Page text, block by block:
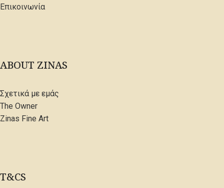
Επικοινωνία
ABOUT ZINAS
Σχετικά με εμάς
The Owner
Zinas Fine Art
T&CS